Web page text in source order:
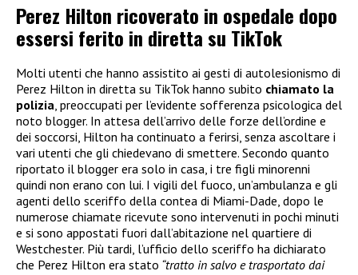
Perez Hilton ricoverato in ospedale dopo
essersi ferito in diretta su TikTok
Molti utenti che hanno assistito ai gesti di autolesionismo di
Perez Hilton in diretta su TikTok hanno subito chiamato la
polizia, preoccupati per l’evidente sofferenza psicologica del
noto blogger. In attesa dell’arrivo delle forze dell’ordine e
dei soccorsi, Hilton ha continuato a ferirsi, senza ascoltare i
vari utenti che gli chiedevano di smettere. Secondo quanto
riportato il blogger era solo in casa, i tre figli minorenni
quindi non erano con lui. I vigili del fuoco, un’ambulanza e gli
agenti dello sceriffo della contea di Miami-Dade, dopo le
numerose chiamate ricevute sono intervenuti in pochi minuti
e si sono appostati fuori dall’abitazione nel quartiere di
Westchester. Più tardi, l’ufficio dello sceriffo ha dichiarato
che Perez Hilton era stato “tratto in salvo e trasportato dai